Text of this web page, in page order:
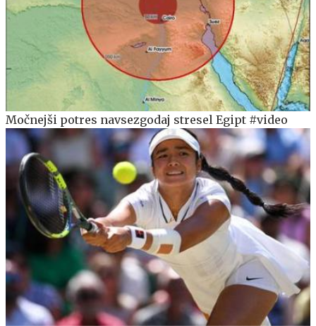
Močnejši potres navsezgodaj stresel Egipt #video